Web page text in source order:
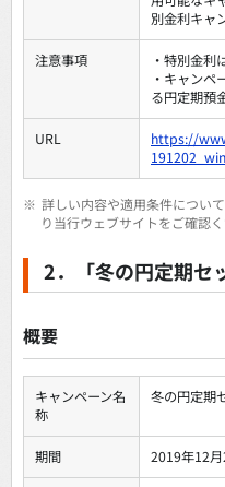
別金利キャ
注意事項
・特別金利
・キャンペ
る円定期預
URL
https://
※ 詳しい内容や適用条件につい
り当行ウェブサイトをご確認く
2．「冬の円定期セ
概要
キャンペーン名
称
冬の円定期
期間 2019年12月